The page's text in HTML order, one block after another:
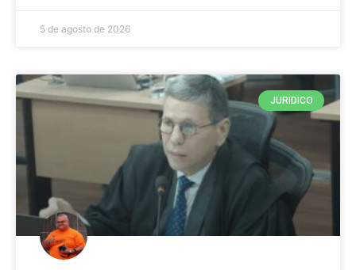
5 de agosto de 2026
JURIDICO